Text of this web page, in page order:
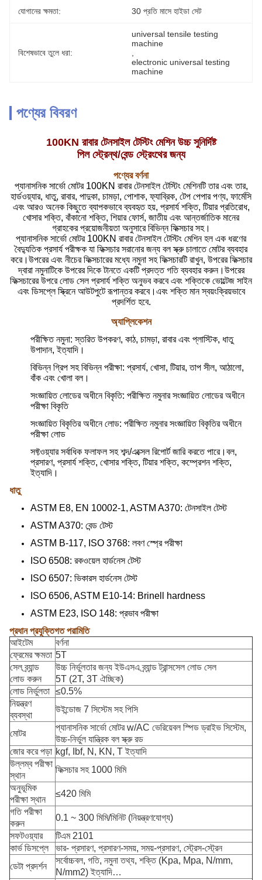
যোগানের ক্ষমতা: 30 প্রতি মাসে হাইডা সেট
বিশেষভাবে তুলে ধরা:
universal tensile testing
machine
electronic universal testing
machine
পণ্যের বিবরণ
100KN রাবার টেনসাইল টেস্টিং মেশিন উচ্চ সুনির্দিষ্ট
পিল স্ট্রেন্থ/বেন্ড স্ট্রেংথের জন্য
পণ্যের বর্ণনা
প্যানাসনিক সার্ভো মোটর 100KN রাবার টেনসাইল টেস্টিং মেশিনটি তার এবং তার,
হার্ডওয়্যার, ধাতু, রাবার, পাদুকা, চামড়া, পোশাক, ফ্যাব্রিক, টেপ পেপার পণ্য, ফার্মেসি
এবং আরও অনেক কিছুতে ব্যাপকভাবে ব্যবহৃত হয়, প্রসার্য শক্তি, টিয়ার প্রতিরোধ,
খোসার শক্তি, বাঁকানো শক্তি, শিয়ার ফোর্স, জাতীয় এবং আন্তর্জাতিক মানের
গ্রাহকের প্রয়োজনীয়তা অনুসারে বিভিন্ন ফিক্সচার সহ।
প্যানাসনিক সার্ভো মোটর 100KN রাবার টেনসাইল টেস্টিং মেশিন হল এক ধরণের
বৈদ্যুতিক প্রসার্য পরীক্ষক যা ফিক্সচার সরানোর জন্য বল স্ক্রু চালাতে মোটর ব্যবহার
করে।উপরের এবং নীচের ফিক্সচারের মধ্যে নমুনা সহ ফিক্সচারটি রাখুন, উপরের ফিক্সচার
দ্বারা নমুনাটিকে উপরের দিকে টানতে একটি প্রদত্ত গতি ব্যবহার করুন।উপরের
ফিক্সচারের উপরে লোড সেল প্রসার্য শক্তি অনুভব করবে এবং শক্তিকে ভোল্টেজ সাইন
এবং ডিসপ্লে স্ক্রিনে আউটপুটে রূপান্তর করবে।এবং শক্তি মান স্বয়ংক্রিয়ভাবে
প্রদর্শিত হবে.
অ্যাপ্লিকেশন
পরীক্ষিত নমুনা: স্তরিত উপকরণ, কাঠ, চামড়া, রাবার এবং প্লাস্টিক, ধাতু
উপাদান, ইত্যাদি।
বিভিন্ন গ্রিপ সহ বিভিন্ন পরীক্ষা: প্রসার্য, খোসা, টিয়ার, তাপ সীল, আঠালো,
বাঁক এবং খোলা বল।
সংজ্ঞায়িত লোডের অধীনে বিকৃতি: পরীক্ষিত নমুনার সংজ্ঞায়িত লোডের অধীনে
পরীক্ষা বিকৃতি
সংজ্ঞায়িত বিকৃতির অধীনে লোড: পরীক্ষিত নমুনার সংজ্ঞায়িত বিকৃতির অধীনে
পরীক্ষা লোড
সফ্টওয়্যার সর্বাধিক ফলাফল সহ শব্দ/এক্সেল রিপোর্ট জারি করতে পারে।বল,
প্রসারণ, প্রসার্য শক্তি, খোসার শক্তি, টিয়ার শক্তি, কম্প্রেশন শক্তি,
ইত্যাদি।
ধাতু
ASTM E8, EN 10002-1, ASTM A370: টেনসাইল টেস্ট
ASTM A370: বেন্ড টেস্ট
ASTM B-117, ISO 3768: লবণ স্প্রে পরীক্ষা
ISO 6508: রকওয়েল হার্ডনেস টেস্ট
ISO 6507: ভিকারস হার্ডনেস টেস্ট
ISO 6506, ASTM E10-14: Brinell hardness
ASTM E23, ISO 148: প্রভাব পরীক্ষা
প্রধান প্রযুক্তিগত পরামিতি
আইটেম
বর্ণনা
ফ্রেমের ক্ষমতা 5T
সেল ব্র্যান্ড
লোড করুন
উচ্চ নির্ভুলতার জন্য ইউএসএ ব্র্যান্ড ট্রান্সসেল লোড সেল
5T (2T, 3T ঐচ্ছিক)
লোড নির্ভুলতা ≤0.5%
নিয়ন্ত্রণ
ব্যবস্থা
উইন্ডোজ 7 সিস্টেম সহ পিসি
মোটর
প্যানাসনিক সার্ভো মোটর w/AC ভেরিয়েবল স্পিড ড্রাইভ সিস্টেম,
উচ্চ-নির্ভুল যান্ত্রিক বল স্ক্রু রড
জোর করে পড়া kgf, Ibf, N, KN, T ইত্যাদি
উল্লম্ব পরীক্ষা
স্থান
ফিক্সচার সহ 1000 মিমি
অনুভূমিক
পরীক্ষা স্থান
≤420 মিমি
গতি পরীক্ষা
করুন
0.1 ~ 300 মিমি/মিনিট (নিয়ন্ত্রণযোগ্য)
সফটওয়্যার
টিএম 2101
কার্ভ ডিসপ্লে
ভার- প্রসারণ, প্রসারণ-সময়, সময়-প্রসারণ, স্ট্রেস-স্ট্রেন
ডেটা প্রদর্শন
সর্বোচ্চবল, গতি, নমুনা তথ্য, শক্তি (Kpa, Mpa, N/mm,
N/mm2) ইত্যাদি…